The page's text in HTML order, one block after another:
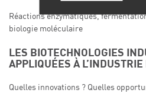
Réactions enzymatiques,
biologie moléculaire
LES BIOTECHNOLOGIES
APPLIQUÉES À
Quelles innovations ? Quelles